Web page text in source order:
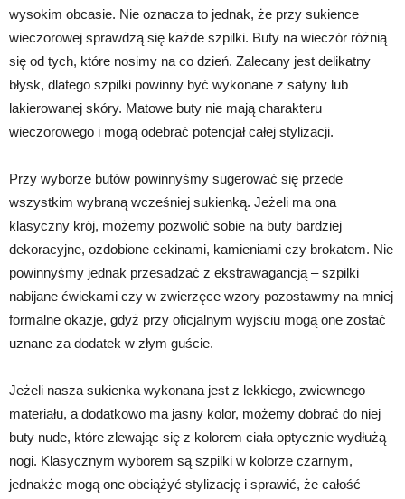
wysokim obcasie. Nie oznacza to jednak, że przy sukience
wieczorowej sprawdzą się każde szpilki. Buty na wieczór różnią
się od tych, które nosimy na co dzień. Zalecany jest delikatny
błysk, dlatego szpilki powinny być wykonane z satyny lub
lakierowanej skóry. Matowe buty nie mają charakteru
wieczorowego i mogą odebrać potencjał całej stylizacji.
Przy wyborze butów powinnyśmy sugerować się przede
wszystkim wybraną wcześniej sukienką. Jeżeli ma ona
klasyczny krój, możemy pozwolić sobie na buty bardziej
dekoracyjne, ozdobione cekinami, kamieniami czy brokatem. Nie
powinnyśmy jednak przesadzać z ekstrawagancją – szpilki
nabijane ćwiekami czy w zwierzęce wzory pozostawmy na mniej
formalne okazje, gdyż przy oficjalnym wyjściu mogą one zostać
uznane za dodatek w złym guście.
Jeżeli nasza sukienka wykonana jest z lekkiego, zwiewnego
materiału, a dodatkowo ma jasny kolor, możemy dobrać do niej
buty nude, które zlewając się z kolorem ciała optycznie wydłużą
nogi. Klasycznym wyborem są szpilki w kolorze czarnym,
jednakże mogą one obciążyć stylizację i sprawić, że całość